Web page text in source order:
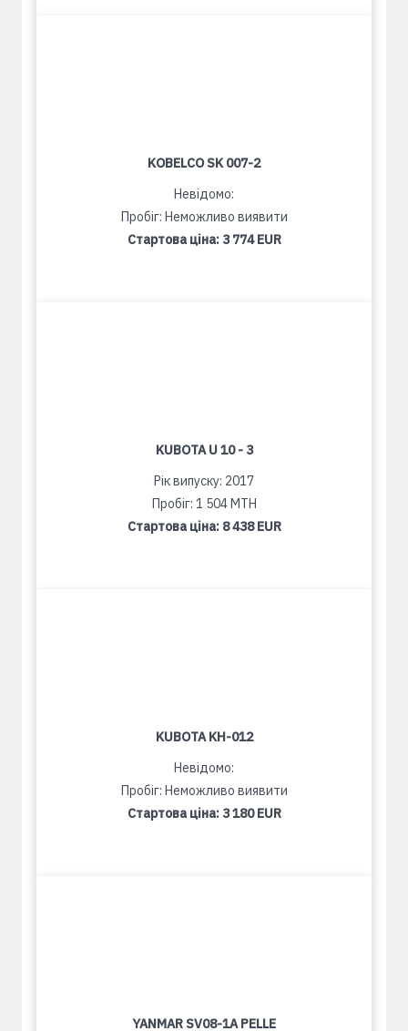
KOBELCO SK 007-2
Невідомо:
Пробіг: Неможливо виявити
Стартова ціна: 3 774 EUR
KUBOTA U 10 - 3
Рік випуску: 2017
Пробіг: 1 504 MTH
Стартова ціна: 8 438 EUR
KUBOTA KH-012
Невідомо:
Пробіг: Неможливо виявити
Стартова ціна: 3 180 EUR
YANMAR SV08-1A PELLE